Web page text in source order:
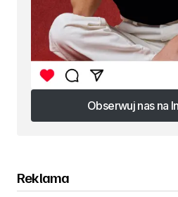
Obserwuj nas na
Obserwuj nas na
Reklama